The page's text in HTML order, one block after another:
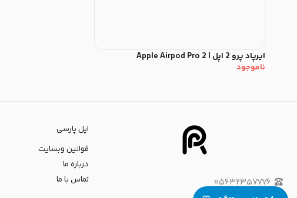
ایرپاد پرو 2 اپل | Apple Airpod Pro 2
ناموجود
۰۵۶۳۲۳۵۷۷۷۶
اپل پارسی
قوانین وبسایت
درباره ما
تماس با ما